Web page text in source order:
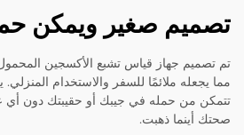
تصميم صغير ويمكن
تم تصميم جهاز قياس تشبع الأكسجين
مما يجعله ملائمًا للسفر والاستخدام
تتمكن من حمله في جيبك أو حقيبتك دون أي
صحتك أينما ذهبت.